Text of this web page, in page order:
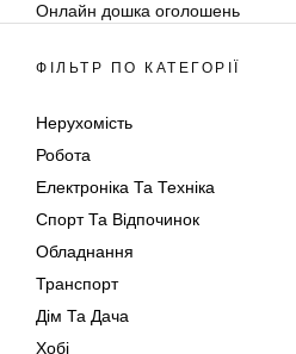
Онлайн дошка оголошень
ФІЛЬТР ПО КАТЕГОРІЇ
Нерухомість
Робота
Електроніка Та Техніка
Спорт Та Відпочинок
Обладнання
Транспорт
Дім Та Дача
Хобі